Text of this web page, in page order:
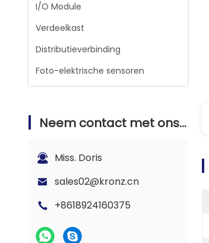
I/O Module
Verdeelkast
Distributieverbinding
Foto-elektrische sensoren
Neem contact met ons op
Miss. Doris
sales02@kronz.cn
+8618924160375